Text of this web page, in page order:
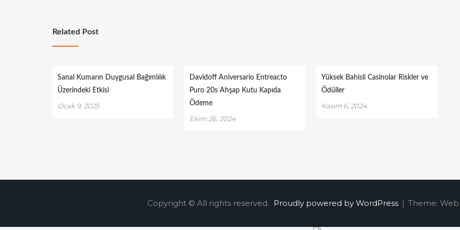
Related Post
Sanal Kumarın Duygusal Bağımlılık
Üzerindeki Etkisi
Ocak 9, 2025
Davidoff Aniversario Entreacto
Puro 20s Ahşap Kutu Kapıda
Ödeme
Ekim 26, 2024
Yüksek Bahisli Casinolar Riskler ve
Ödüller
Kasım 6, 2024
Copyright © All rights reserved. Proudly powered by WordPress | Theme: